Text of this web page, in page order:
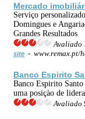
Mercado
Serviço
Domingues e
Grandes Resultados
Avaliado
site - www.remax.pt/
Banco Espirito
Banco Espirito
uma posiçào de
Avaliado